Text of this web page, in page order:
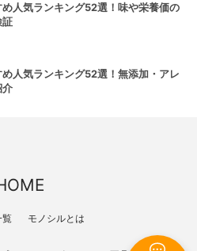
人気ランキング52選！味や栄養価の
証
め人気ランキング52選！無添加・アレ
介
覧 モノシルとは